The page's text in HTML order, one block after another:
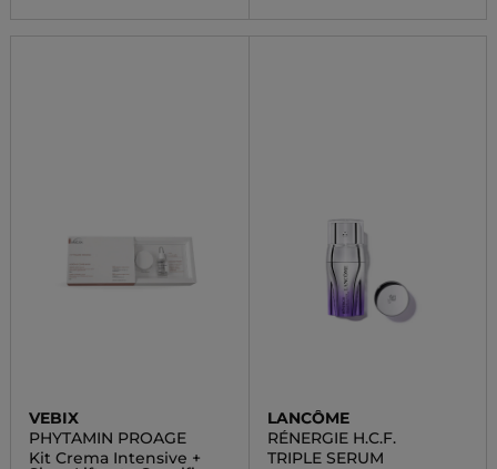
VEBIX
PHYTAMIN PROAGE
Kit Crema Intensive +
LANCÔME
RÉNERGIE H.C.F.
TRIPLE SERUM